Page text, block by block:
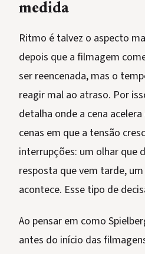
medida
Ritmo é talvez o aspecto
depois que a filmagem
ser reencenada, mas o
reagir mal ao atraso. Por
detalha onde a cena
cenas em que a tensão
interrupções: um olhar que
resposta que vem tarde,
acontece. Esse tipo de
Ao pensar em como
antes do início das